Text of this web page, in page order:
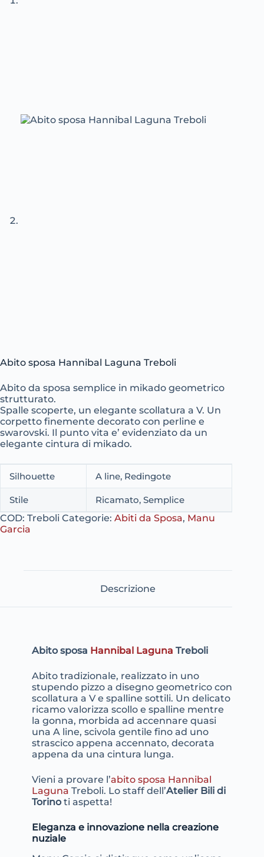
Abito sposa Hannibal Laguna Treboli
Abito da sposa semplice in mikado geometrico
strutturato.
Spalle scoperte, un elegante scollatura a V. Un
corpetto finemente decorato con perline e
swarovski. Il punto vita e’ evidenziato da un
elegante cintura di mikado.
Silhouette A line, Redingote
Stile
Ricamato, Semplice
COD: Treboli Categorie: Abiti da Sposa, Manu
Garcia
Descrizione
Abito sposa Hannibal Laguna Treboli
Abito tradizionale, realizzato in uno
stupendo pizzo a disegno geometrico con
scollatura a V e spalline sottili. Un delicato
ricamo valorizza scollo e spalline mentre
la gonna, morbida ad accennare quasi
una A line, scivola gentile fino ad uno
strascico appena accennato, decorata
appena da una cintura lunga.
Vieni a provare l’abito sposa Hannibal
Laguna Treboli. Lo staff dell’Atelier Bili di
Torinoti aspetta!
Eleganza e innovazione nella creazione
nuziale